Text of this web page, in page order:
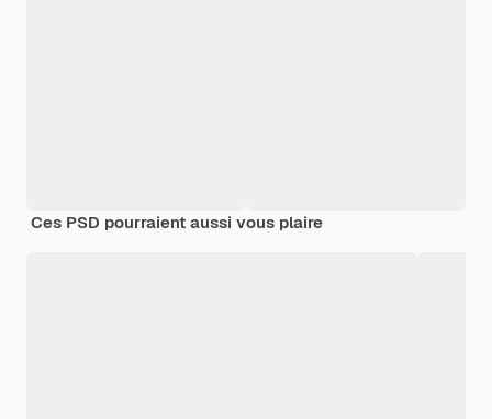
Ces PSD pourraient aussi vous plaire